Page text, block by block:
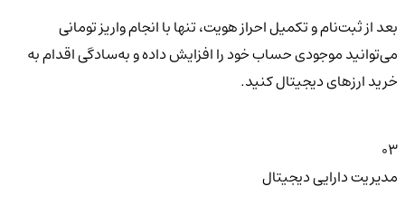
بعد از ثبت‌نام و تکمیل احراز هویت، تنها با انجام واریز تومانی
می‌توانید موجودی حساب خود را افزایش داده و به‌سادگی اقدام به
خرید ارزهای دیجیتال کنید.
03
مدیریت دارایی دیجیتال